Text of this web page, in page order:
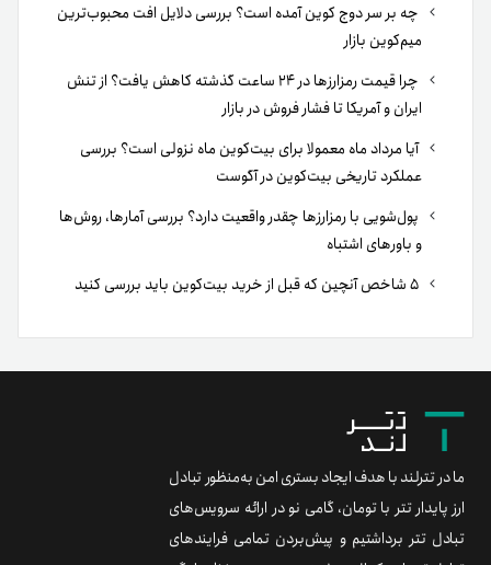
چه بر سر دوج کوین آمده است؟ بررسی دلایل افت محبوب‌ترین
میم‌کوین بازار
چرا قیمت رمزارزها در ۲۴ ساعت گذشته کاهش یافت؟ از تنش
ایران و آمریکا تا فشار فروش در بازار
آیا مرداد ماه معمولا برای بیت‌کوین ماه نزولی است؟ بررسی
عملکرد تاریخی بیت‌کوین در آگوست
پول‌شویی با رمزارزها چقدر واقعیت دارد؟ بررسی آمارها، روش‌ها
و باورهای اشتباه
ما در تترلند با هدف ایجاد بستری امن به‌منظور تبادل
ارز پایدار تتر با تومان، گامی نو در ارائه سرویس‌های
تبادل تتر برداشتیم و پیش‌بردن تمامی فرایندهای